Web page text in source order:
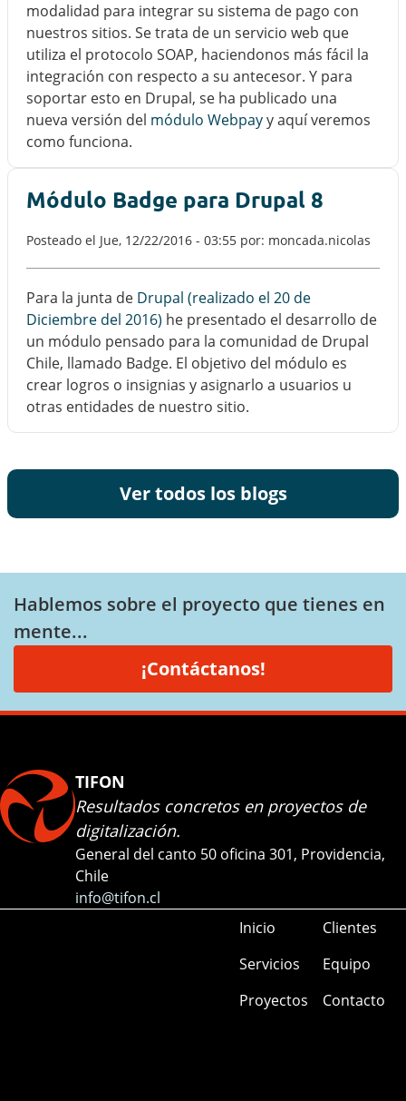
modalidad para integrar su sistema de pago con
nuestros sitios. Se trata de un servicio web que
utiliza el protocolo SOAP, haciendonos más fácil la
integración con respecto a su antecesor. Y para
soportar esto en Drupal, se ha publicado una
nueva versión del módulo Webpayy aquí veremos
como funciona.
Módulo Badge para Drupal 8
Posteado el Jue, 12/22/2016 - 03:55 por: moncada.nicolas
Para la junta de Drupal (realizado el 20 de
Diciembre del 2016) he presentado el desarrollo de
un módulo pensado para la comunidad de Drupal
Chile, llamado Badge. El objetivo del módulo es
crear logros o insignias y asignarlo a usuarios u
otras entidades de nuestro sitio.
Ver todos los blogs
Hablemos sobre el proyecto que tienes en
mente...
¡Contáctanos!
TIFON
Resultados concretos en proyectos de
digitalización.
General del canto 50 oficina 301, Providencia,
Chile
info@tifon.cl
Inicio
Servicios
Proyectos
Clientes
Equipo
Contacto